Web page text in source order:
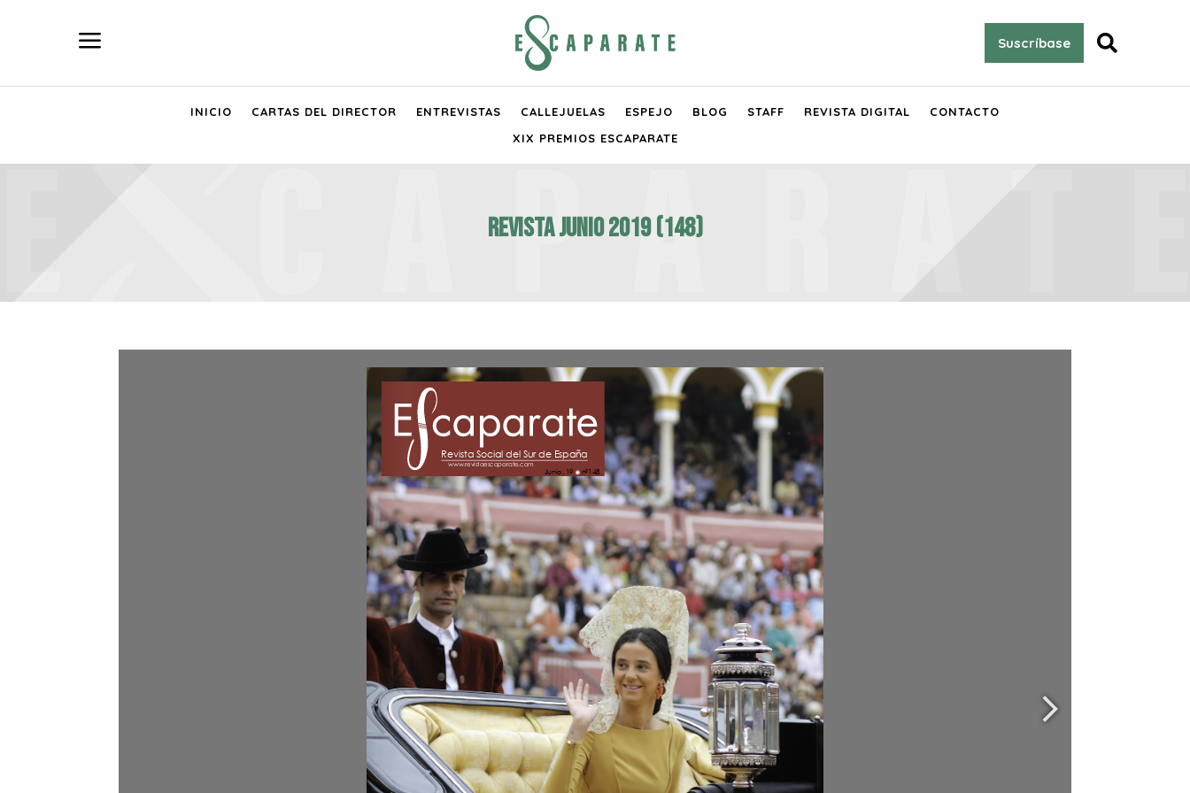
a Suscríbase 
INICIO CARTAS DEL DIRECTOR ENTREVISTAS CALLEJUELAS ESPEJO BLOG STAFF REVISTA DIGITAL
CONTACTO
XIX PREMIOS ESCAPARATE
Revista Junio 2019 (148)